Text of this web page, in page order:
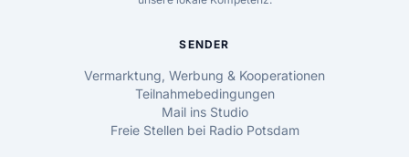
SENDER
Vermarktung, Werbung & Kooperationen
Teilnahmebedingungen
Mail ins Studio
Freie Stellen bei Radio Potsdam